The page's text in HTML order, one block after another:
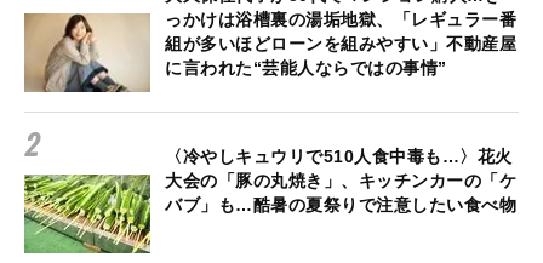
っかけは浴槽裏の湯垢地獄、「レギュラー番
組が多いほどローンを組みやすい」不動産屋
に言われた“芸能人ならではの事情”
〈冷やしキュウリで510人食中毒も…〉花火
大会の「豚の丸焼き」、キッチンカーの「ケ
バブ」も…酷暑の夏祭りで注意したい食べ物